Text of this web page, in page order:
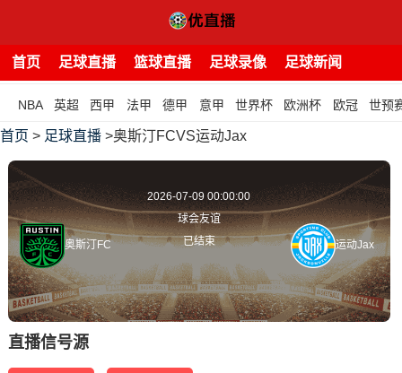
首页 足球直播 篮球直播 足球录像 足球新闻
NBA 英超 西甲 法甲 德甲 意甲 世界杯 欧洲杯 欧冠 世预
首页 > 足球直播 >奥斯汀FCVS运动Jax
奥斯汀FC
2026-07-09 00:00:00
球会友谊
已结束
运动Jax
直播信号源